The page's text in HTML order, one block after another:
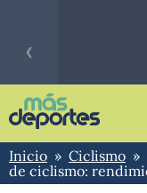
Fútbol
Hoy
‹
Inicio » Ciclismo »
de ciclismo: